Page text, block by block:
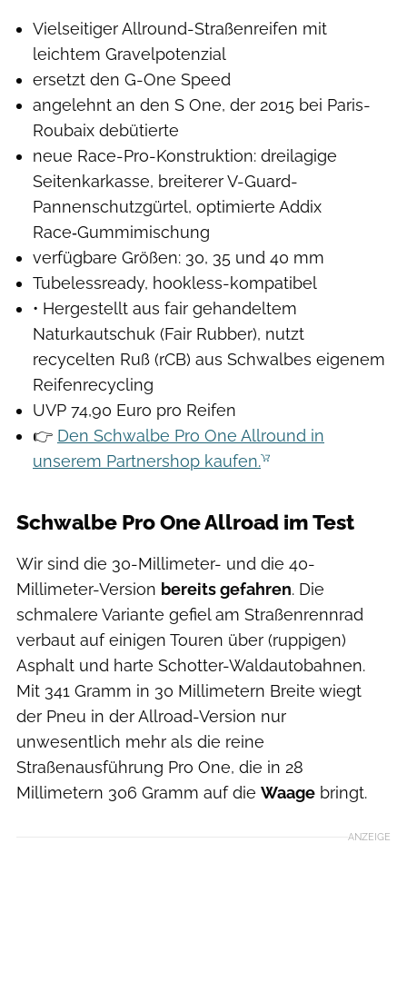
Vielseitiger Allround-Straßenreifen mit
leichtem Gravelpotenzial
ersetzt den G-One Speed
angelehnt an den S One, der 2015 bei Paris-
Roubaix debütierte
neue Race-Pro-Konstruktion: dreilagige
Seitenkarkasse, breiterer V-Guard-
Pannenschutzgürtel, optimierte Addix
Race‑Gummimischung
verfügbare Größen: 30, 35 und 40 mm
Tubelessready, hookless-kompatibel
• Hergestellt aus fair gehandeltem
Naturkautschuk (Fair Rubber), nutzt
recycelten Ruß (rCB) aus Schwalbes eigenem
Reifenrecycling
UVP 74,90 Euro pro Reifen
👉 Den Schwalbe Pro One Allround in
unserem Partnershop kaufen.
Schwalbe Pro One Allroad im Test
Wir sind die 30-Millimeter- und die 40-
Millimeter-Version bereits gefahren. Die
schmalere Variante gefiel am Straßenrennrad
verbaut auf einigen Touren über (ruppigen)
Asphalt und harte Schotter-Waldautobahnen.
Mit 341 Gramm in 30 Millimetern Breite wiegt
der Pneu in der Allroad-Version nur
unwesentlich mehr als die reine
Straßenausführung Pro One, die in 28
Millimetern 306 Gramm auf die Waage bringt.
ANZEIGE